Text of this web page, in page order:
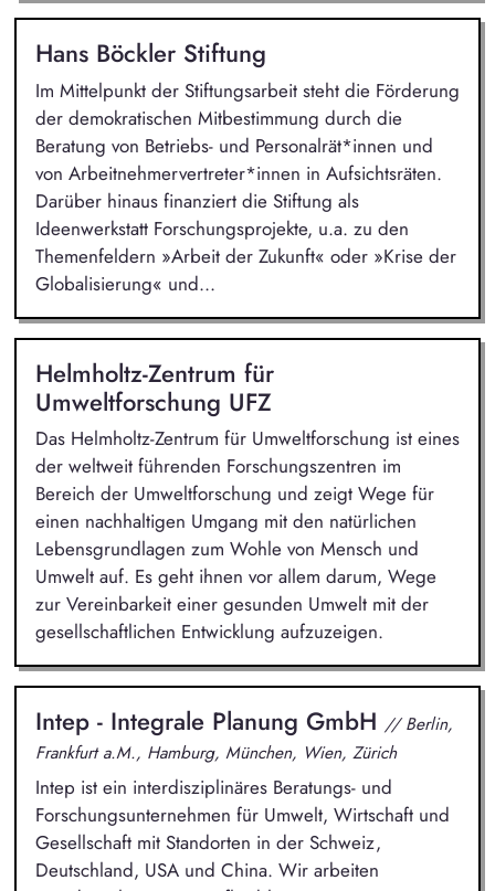
Hans Böckler Stiftung
Im Mittelpunkt der Stiftungsarbeit steht die Förderung
der demokratischen Mitbestimmung durch die
Beratung von Betriebs- und Personalrät*innen und
von Arbeitnehmervertreter*innen in Aufsichtsräten.
Darüber hinaus finanziert die Stiftung als
Ideenwerkstatt Forschungsprojekte, u.a. zu den
Themenfeldern »Arbeit der Zukunft« oder »Krise der
Globalisierung« und...
Helmholtz-Zentrum für
Umweltforschung UFZ
Das Helmholtz-Zentrum für Umweltforschung ist eines
der weltweit führenden Forschungszentren im
Bereich der Umweltforschung und zeigt Wege für
einen nachhaltigen Umgang mit den natürlichen
Lebensgrundlagen zum Wohle von Mensch und
Umwelt auf. Es geht ihnen vor allem darum, Wege
zur Vereinbarkeit einer gesunden Umwelt mit der
gesellschaftlichen Entwicklung aufzuzeigen.
Intep - Integrale Planung GmbH // Berlin,
Frankfurt a.M., Hamburg, München, Wien, Zürich
Intep ist ein interdisziplinäres Beratungs- und
Forschungsunternehmen für Umwelt, Wirtschaft und
Gesellschaft mit Standorten in der Schweiz,
Deutschland, USA und China. Wir arbeiten